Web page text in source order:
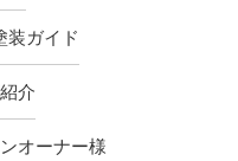
装ガイド
介
オーナー様